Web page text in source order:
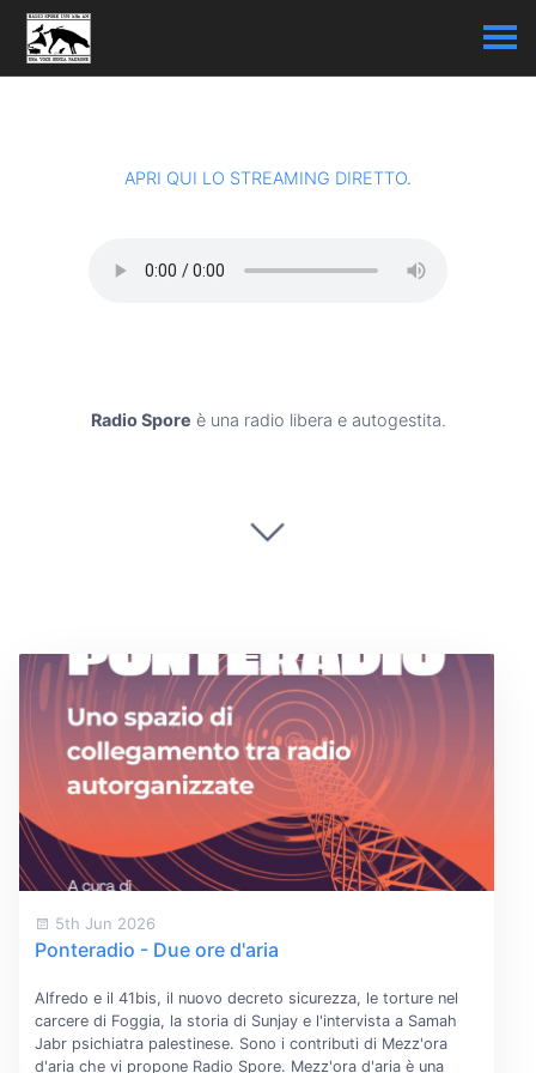
APRI QUI LO STREAMING DIRETTO.
Radio Spore è una radio libera e autogestita.
5th Jun 2026
Ponteradio - Due ore d'aria
Alfredo e il 41bis, il nuovo decreto sicurezza, le torture nel
carcere di Foggia, la storia di Sunjay e l'intervista a Samah
Jabr psichiatra palestinese. Sono i contributi di Mezz'ora
d'aria che vi propone Radio Spore. Mezz'ora d'aria è una